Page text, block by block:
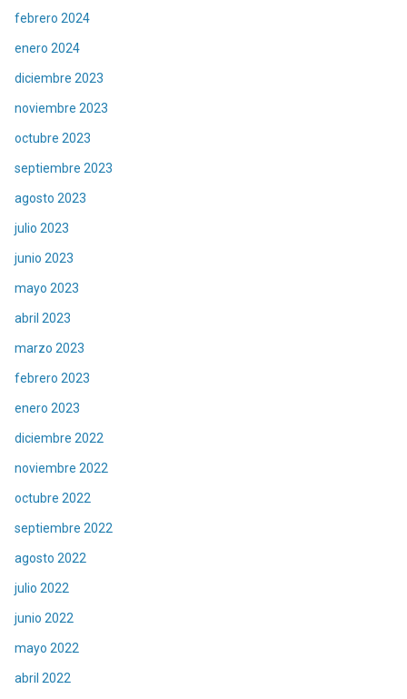
febrero 2024
enero 2024
diciembre 2023
noviembre 2023
octubre 2023
septiembre 2023
agosto 2023
julio 2023
junio 2023
mayo 2023
abril 2023
marzo 2023
febrero 2023
enero 2023
diciembre 2022
noviembre 2022
octubre 2022
septiembre 2022
agosto 2022
julio 2022
junio 2022
mayo 2022
abril 2022